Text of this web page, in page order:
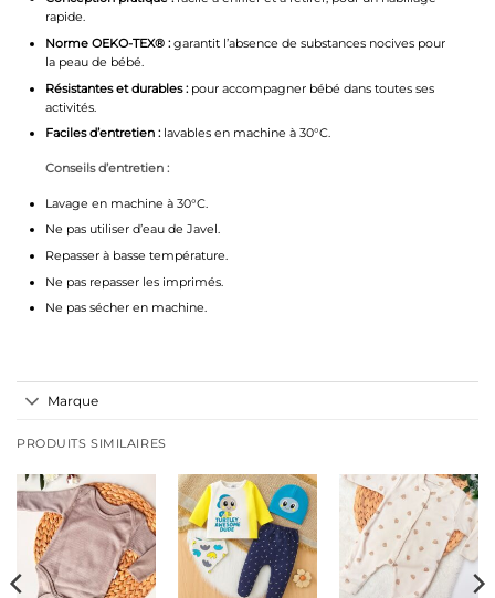
rapide.
Norme OEKO-TEX® :garantit l’absence de substances nocives pour
la peau de bébé.
Résistantes et durables :pour accompagner bébé dans toutes ses
activités.
Faciles d’entretien :lavables en machine à 30°C.
Conseils d’entretien :
Lavage en machine à 30°C.
Ne pas utiliser d’eau de Javel.
Repasser à basse température.
Ne pas repasser les imprimés.
Ne pas sécher en machine.
Marque
PRODUITS SIMILAIRES